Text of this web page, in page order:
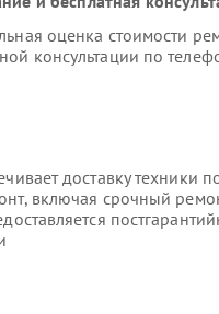
оценка стоимости
консультации по
доставку техники
включая срочный